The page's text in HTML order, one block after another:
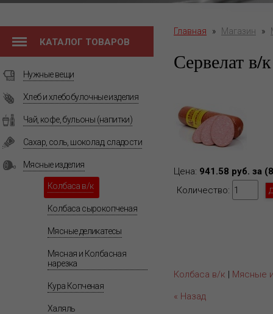
КАТАЛОГ ТОВАРОВ
Нужные вещи
Хлеб и хлебобулочные изделия
Чай, кофе, бульоны (напитки)
Сахар, соль, шоколад, сладости
Мясные изделия
Колбаса в/к
Колбаса сырокопченая
Мясные деликатесы
Мясная и Колбасная
нарезка
Кура Копченая
Халяль
Главная » Магазин »
Сервелат
Цена: 941.58 руб. за
Количество:
Колбаса в/к | Мясные
« Назад